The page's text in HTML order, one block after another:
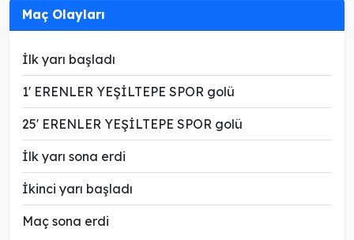
Maç Olayları
İlk yarı başladı
1' ERENLER YEŞİLTEPE SPOR golü
25' ERENLER YEŞİLTEPE SPOR golü
İlk yarı sona erdi
İkinci yarı başladı
Maç sona erdi